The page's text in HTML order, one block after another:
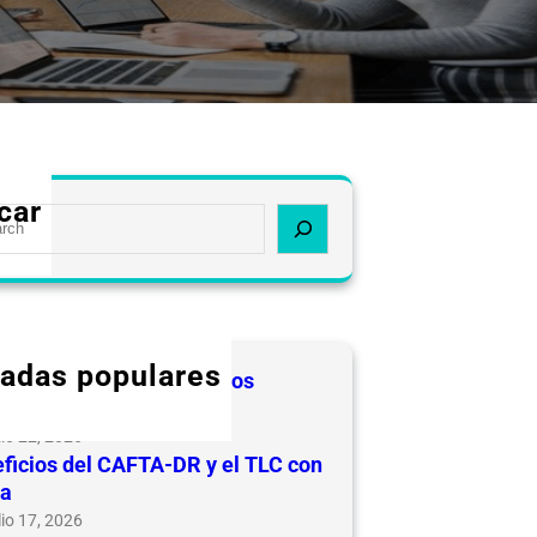
populares
de Regímenes Aduaneros
del CAFTA-DR y el TLC con
17, 2026